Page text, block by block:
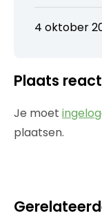
4 oktober
Plaats
Je moet
plaatsen.